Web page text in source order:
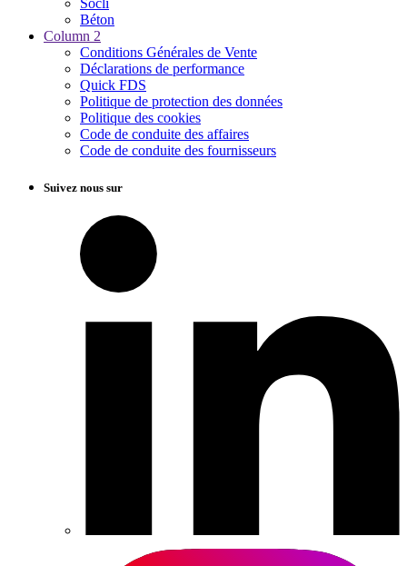
Béton
Column 2
Conditions Générales de Vente
Déclarations de performance
Quick FDS
Politique de protection des données
Politique des cookies
Code de conduite des affaires
Code de conduite des fournisseurs
Suivez nous sur